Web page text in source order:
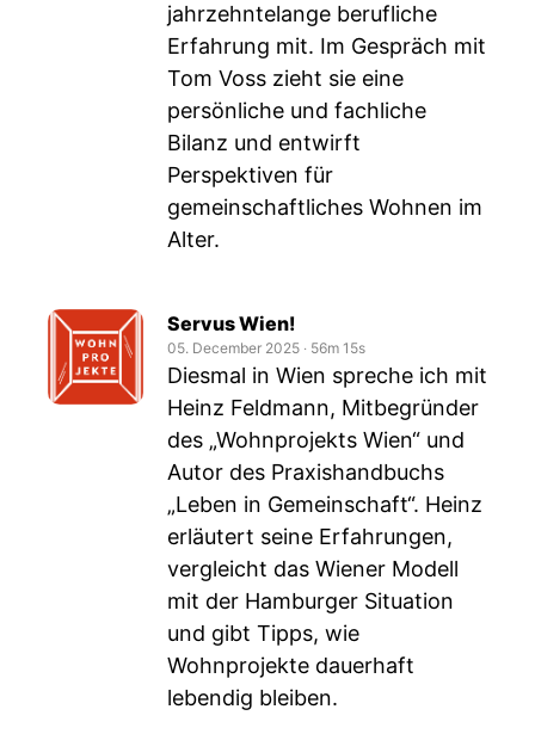
jahrzehntelange berufliche
Erfahrung mit. Im Gespräch mit
Tom Voss zieht sie eine
persönliche und fachliche
Bilanz und entwirft
Perspektiven für
gemeinschaftliches Wohnen im
Alter.
Servus Wien!
05. December 2025 ‧ 56m 15s
Diesmal in Wien spreche ich mit
Heinz Feldmann, Mitbegründer
des „Wohnprojekts Wien“ und
Autor des Praxishandbuchs
„Leben in Gemeinschaft“. Heinz
erläutert seine Erfahrungen,
vergleicht das Wiener Modell
mit der Hamburger Situation
und gibt Tipps, wie
Wohnprojekte dauerhaft
lebendig bleiben.